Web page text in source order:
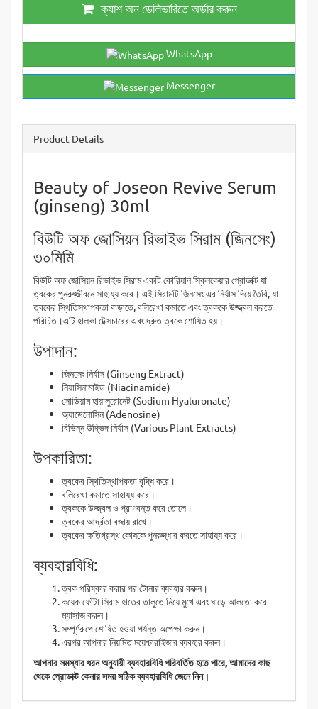
ক্যাশ অন ডেলিভারিতে অর্ডার করুন
WhatsApp
Messenger
Product Details
Beauty of Joseon Revive Serum
(ginseng) 30ml
বিউটি অফ জোসিয়ন রিভাইভ সিরাম (জিনসেং)
৩০মিমি
বিউটি অফ জোসিয়ন রিভাইভ সিরাম একটি কোরিয়ান স্কিনকেয়ার প্রোডাক্ট যা
ত্বকের পুনরুজ্জীবনে সাহায্য করে। এই সিরামটি জিনসেং এর নির্যাস দিয়ে তৈরি, যা
ত্বকের স্থিতিস্থাপকতা বাড়াতে, বলিরেখা কমাতে এবং ত্বককে উজ্জ্বল করতে
পরিচিত।এটি হালকা টেক্সচারের এবং দ্রুত ত্বকে শোষিত হয়।
উপাদান:
জিনসেং নির্যাস (Ginseng Extract)
নিয়াসিনামাইড (Niacinamide)
সোডিয়াম হায়ালুরোনেট (Sodium Hyaluronate)
অ্যাডেনোসিন (Adenosine)
বিভিন্ন উদ্ভিদ নির্যাস (Various Plant Extracts)
উপকারিতা:
ত্বকের স্থিতিস্থাপকতা বৃদ্ধি করে।
বলিরেখা কমাতে সাহায্য করে।
ত্বককে উজ্জ্বল ও প্রাণবন্ত করে তোলে।
ত্বকের আর্দ্রতা বজায় রাখে।
ত্বকের ক্ষতিগ্রস্থ কোষকে পুনরুদ্ধার করতে সাহায্য করে।
ব্যবহারবিধি:
ত্বক পরিষ্কার করার পর টোনার ব্যবহার করুন।
কয়েক ফোঁটা সিরাম হাতের তালুতে নিয়ে মুখে এবং ঘাড়ে আলতো করে
ম্যাসাজ করুন।
সম্পূর্ণরূপে শোষিত হওয়া পর্যন্ত অপেক্ষা করুন।
এরপর আপনার নিয়মিত ময়েশ্চারাইজার ব্যবহার করুন।
আপনার সমস্যার ধরন অনুযায়ী ব্যবহারবিধি পরিবর্তিত হতে পারে, আমাদের কাছ
থেকে প্রোডাক্ট কেনার সময় সঠিক ব্যবহারবিধি জেনে নিন।